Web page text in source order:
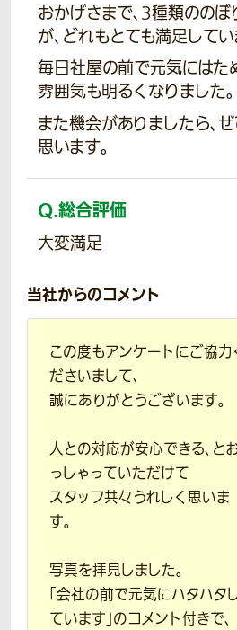
おかげさまで、3種類のの
が、どれもとても満足してい
毎日社屋の前で元気にはた
雰囲気も明るくなりました。
また機会がありましたら、
思います。
Q.総合評価
大変満足
当社からのコメント
この度もアンケートにご協力
ださいまして、
誠にありがとうございます。
人との対応が安心できる、と
っしゃっていただけて
スタッフ共々うれしく思いま
す。
写真を拝見しました。
「会社の前で元気にハタハタ
ています」のコメント付きで、